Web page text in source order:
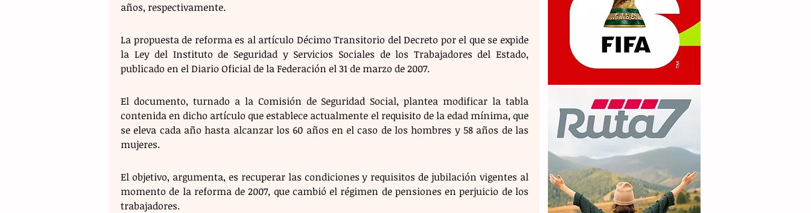
años, respectivamente.
La propuesta de reforma es al artículo Décimo Transitorio del Decreto por el que se expide
la Ley del Instituto de Seguridad y Servicios Sociales de los Trabajadores del Estado,
publicado en el Diario Oficial de la Federación el 31 de marzo de 2007.
El documento, turnado a la Comisión de Seguridad Social, plantea modificar la tabla
contenida en dicho artículo que establece actualmente el requisito de la edad mínima, que
se eleva cada año hasta alcanzar los 60 años en el caso de los hombres y 58 años de las
mujeres.
El objetivo, argumenta, es recuperar las condiciones y requisitos de jubilación vigentes al
momento de la reforma de 2007, que cambió el régimen de pensiones en perjuicio de los
trabajadores.